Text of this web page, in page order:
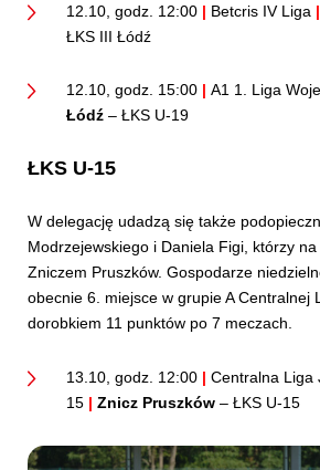
12.10, godz. 12:00 | Betcris IV Liga |
ŁKS III Łódź
12.10, godz. 15:00 | A1 1. Liga
Łódź – ŁKS U-19
ŁKS U-15
W delegację udadzą się także
Modrzejewskiego i Daniela Figi, którzy
Zniczem Pruszków. Gospodarze
obecnie 6. miejsce w grupie A Centralnej
dorobkiem 11 punktów po 7 meczach.
13.10, godz. 12:00 | Centralna Liga
15 | Znicz Pruszków – ŁKS U-15